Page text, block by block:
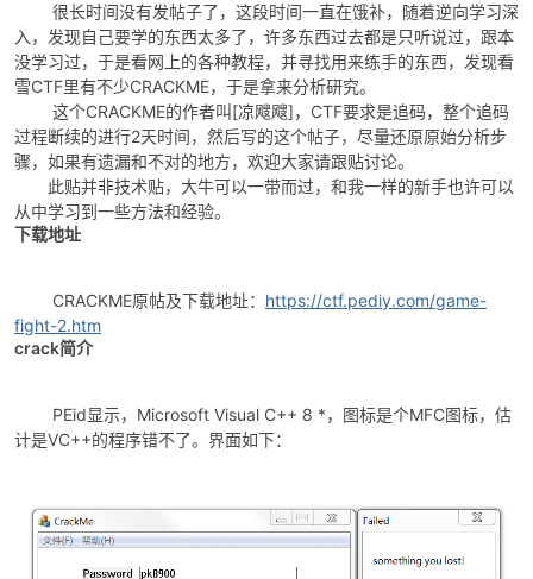
爱
很长时间没有发帖子了，这段时间一直在饿补，随着逆向学习深
入，发现自己要学的东西太多了，许多东西过去都是只听说过，跟本
没学习过，于是看网上的各种教程，并寻找用来练手的东西，发现看
雪CTF里有不少CRACKME，于是拿来分析研究。
这个CRACKME的作者叫[凉飕飕]，CTF要求是追码，整个追码
过程断续的进行2天时间，然后写的这个帖子，尽量还原原始分析步
骤，如果有遗漏和不对的地方，欢迎大家请跟贴讨论。
此贴并非技术贴，大牛可以一带而过，和我一样的新手也许可以
从中学习到一些方法和经验。
下载地址
CRACKME原帖及下载地址： https://ctf.pediy.com/game-
fight-2.htm
crack简介
PEid显示，Microsoft Visual C++ 8 *，图标是个MFC图标，估
计是VC++的程序错不了。界面如下：